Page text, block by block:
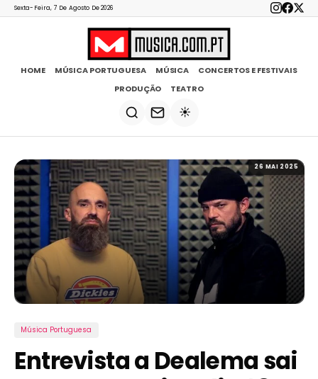
Sexta-Feira, 7 De Agosto De 2026
HOME MÚSICA PORTUGUESA MÚSICA
CONCERTOS E FESTIVAIS
PRODUÇÃO
TEATRO
☀️
26 MAI 2025
Música Portuguesa
Entrevista a Dealema sai